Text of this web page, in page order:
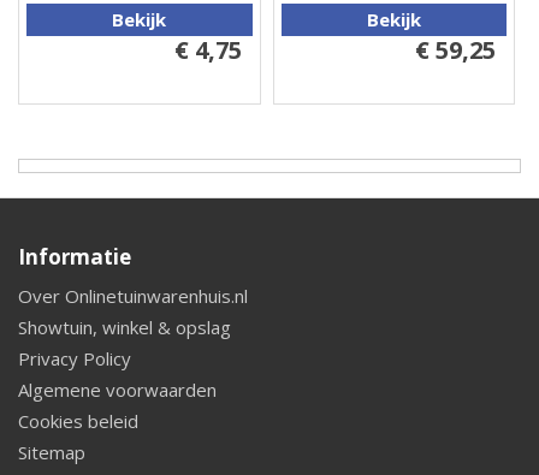
Bekijk
€ 4,75
Bekijk
€ 59,25
Informatie
Over Onlinetuinwarenhuis.nl
Showtuin, winkel & opslag
Privacy Policy
Algemene voorwaarden
Cookies beleid
Sitemap